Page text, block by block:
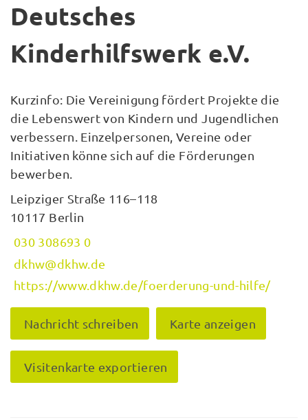
Deutsches
Kinderhilfswerk e.V.
Kurzinfo: Die Vereinigung fördert Projekte die
die Lebenswert von Kindern und Jugendlichen
verbessern. Einzelpersonen, Vereine oder
Initiativen könne sich auf die Förderungen
bewerben.
Leipziger Straße 116–118
10117 Berlin
030 308693 0
dkhw@dkhw.de
https://www.dkhw.de/foerderung-und-hilfe/
Nachricht schreiben Karte anzeigen
Visitenkarte exportieren